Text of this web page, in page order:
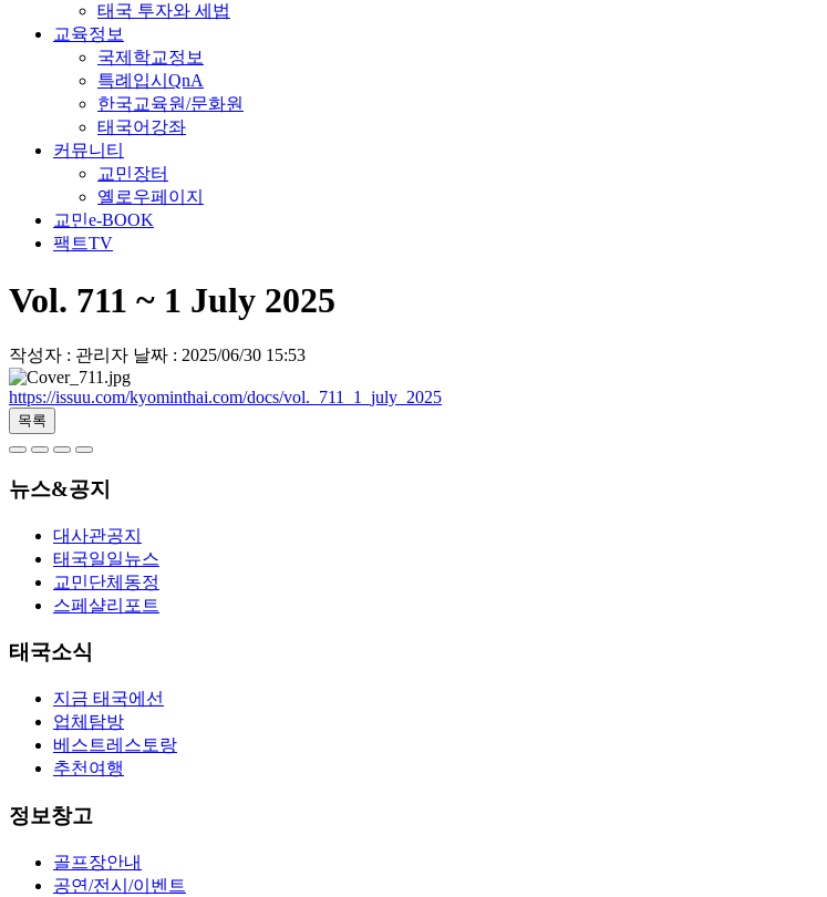
태국 투자와 세법
교육정보
국제학교정보
특례입시QnA
한국교육원/문화원
태국어강좌
커뮤니티
교민장터
옐로우페이지
교민e-BOOK
팩트TV
Vol. 711 ~ 1 July 2025
작성자 : 관리자 날짜 : 2025/06/30 15:53
https://issuu.com/kyominthai.com/docs/vol._711_1_july_2025
목록
뉴스&공지
대사관공지
태국일일뉴스
교민단체동정
스페샬리포트
태국소식
지금 태국에선
업체탐방
베스트레스토랑
추천여행
정보창고
골프장안내
공연/전시/이벤트